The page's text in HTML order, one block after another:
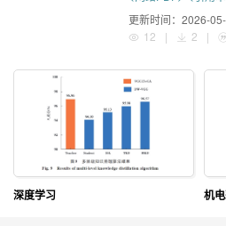
更新时间： 2026-
12
| 2 |
深度学习 机